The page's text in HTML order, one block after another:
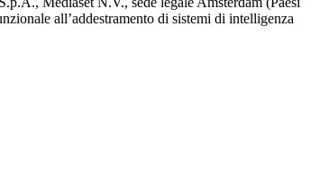
all’addestramento di sistemi di intelligenza